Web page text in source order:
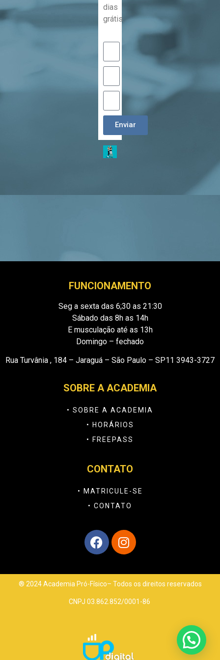
dias
grátis.
Enviar
FUNCIONAMENTO
Seg a sexta das 6;30 as 21:30
Sábado das 8h as 14h
E musculação até as 13h
Domingo – fechado
Rua Turvânia , 184 – Jaraguá – São Paulo – SP11 3943-3727
SOBRE A ACADEMIA
• SOBRE A ACADEMIA
• HORÁRIOS
• FREEPASS
CONTATO
• MATRICULE-SE
• CONTATO
® 2024 Academia Pró-Físico– Todos os direitos reservados
CNPJ 03.862.852/0001-86